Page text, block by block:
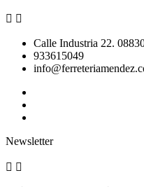
 
Calle Industria 22.
933615049
Newsletter
 